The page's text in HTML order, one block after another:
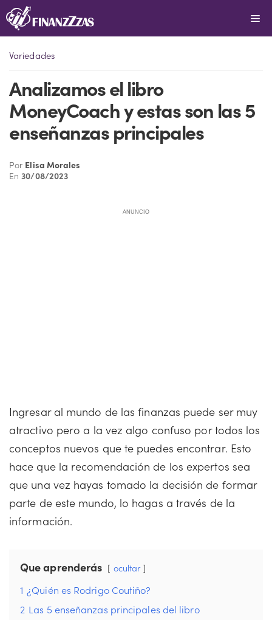
Saltar
al
Variedades
Analizamos el libro
MoneyCoach y estas son las 5
enseñanzas principales
Por Elisa Morales
En30/08/2023
ANUNCIO
Ingresar al mundo de las finanzas puede ser muy
atractivo pero a la vez algo confuso por todos los
conceptos nuevos que te puedes encontrar. Esto
hace que la recomendación de los expertos sea
que una vez hayas tomado la decisión de formar
parte de este mundo, lo hagas a través de la
información.
Que aprenderás ocultar
1 ¿Quién es Rodrigo Coutiño?
2 Las 5 enseñanzas principales del libro